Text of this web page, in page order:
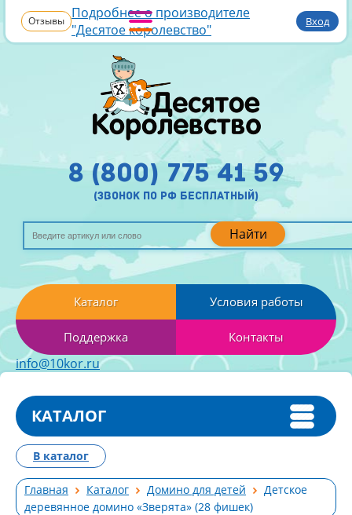
Отзывы Подробнее о производителе
"Десятое королевство"
Вход
Найти
8 (800) 775 41 59
(звонок по рф бесплатный)
Каталог Условия работы
Поддержка Контакты
info@10kor.ru
КАТАЛОГ
Главная Каталог Домино для детей
Детское
деревянное домино «Зверята» (28 фишек)
В каталог